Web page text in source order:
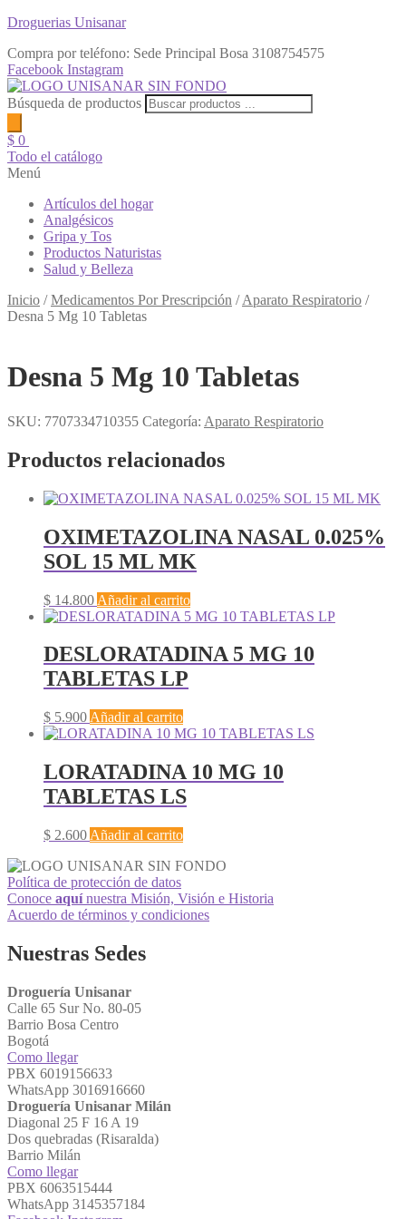
Droguerias Unisanar
Compra por teléfono: Sede Principal Bosa 3108754575
Facebook Instagram
Búsqueda de productos
$ 0
Todo el catálogo
Menú
Artículos del hogar
Analgésicos
Gripa y Tos
Productos Naturistas
Salud y Belleza
Inicio /Medicamentos Por Prescripción /Aparato Respiratorio /
Desna 5 Mg 10 Tabletas
Desna 5 Mg 10 Tabletas
SKU: 7707334710355 Categoría: Aparato Respiratorio
Productos relacionados
OXIMETAZOLINA NASAL 0.025%
SOL 15 ML MK
$ 14.800 Añadir al carrito
DESLORATADINA 5 MG 10
TABLETAS LP
$ 5.900 Añadir al carrito
LORATADINA 10 MG 10
TABLETAS LS
$ 2.600 Añadir al carrito
Política de protección de datos
Conoce aquínuestra Misión, Visión e Historia
Acuerdo de términos y condiciones
Nuestras Sedes
Droguería Unisanar
Calle 65 Sur No. 80-05
Barrio Bosa Centro
Bogotá
Como llegar
PBX 6019156633
WhatsApp 3016916660
Droguería Unisanar Milán
Diagonal 25 F 16 A 19
Dos quebradas (Risaralda)
Barrio Milán
Como llegar
PBX 6063515444
WhatsApp 3145357184